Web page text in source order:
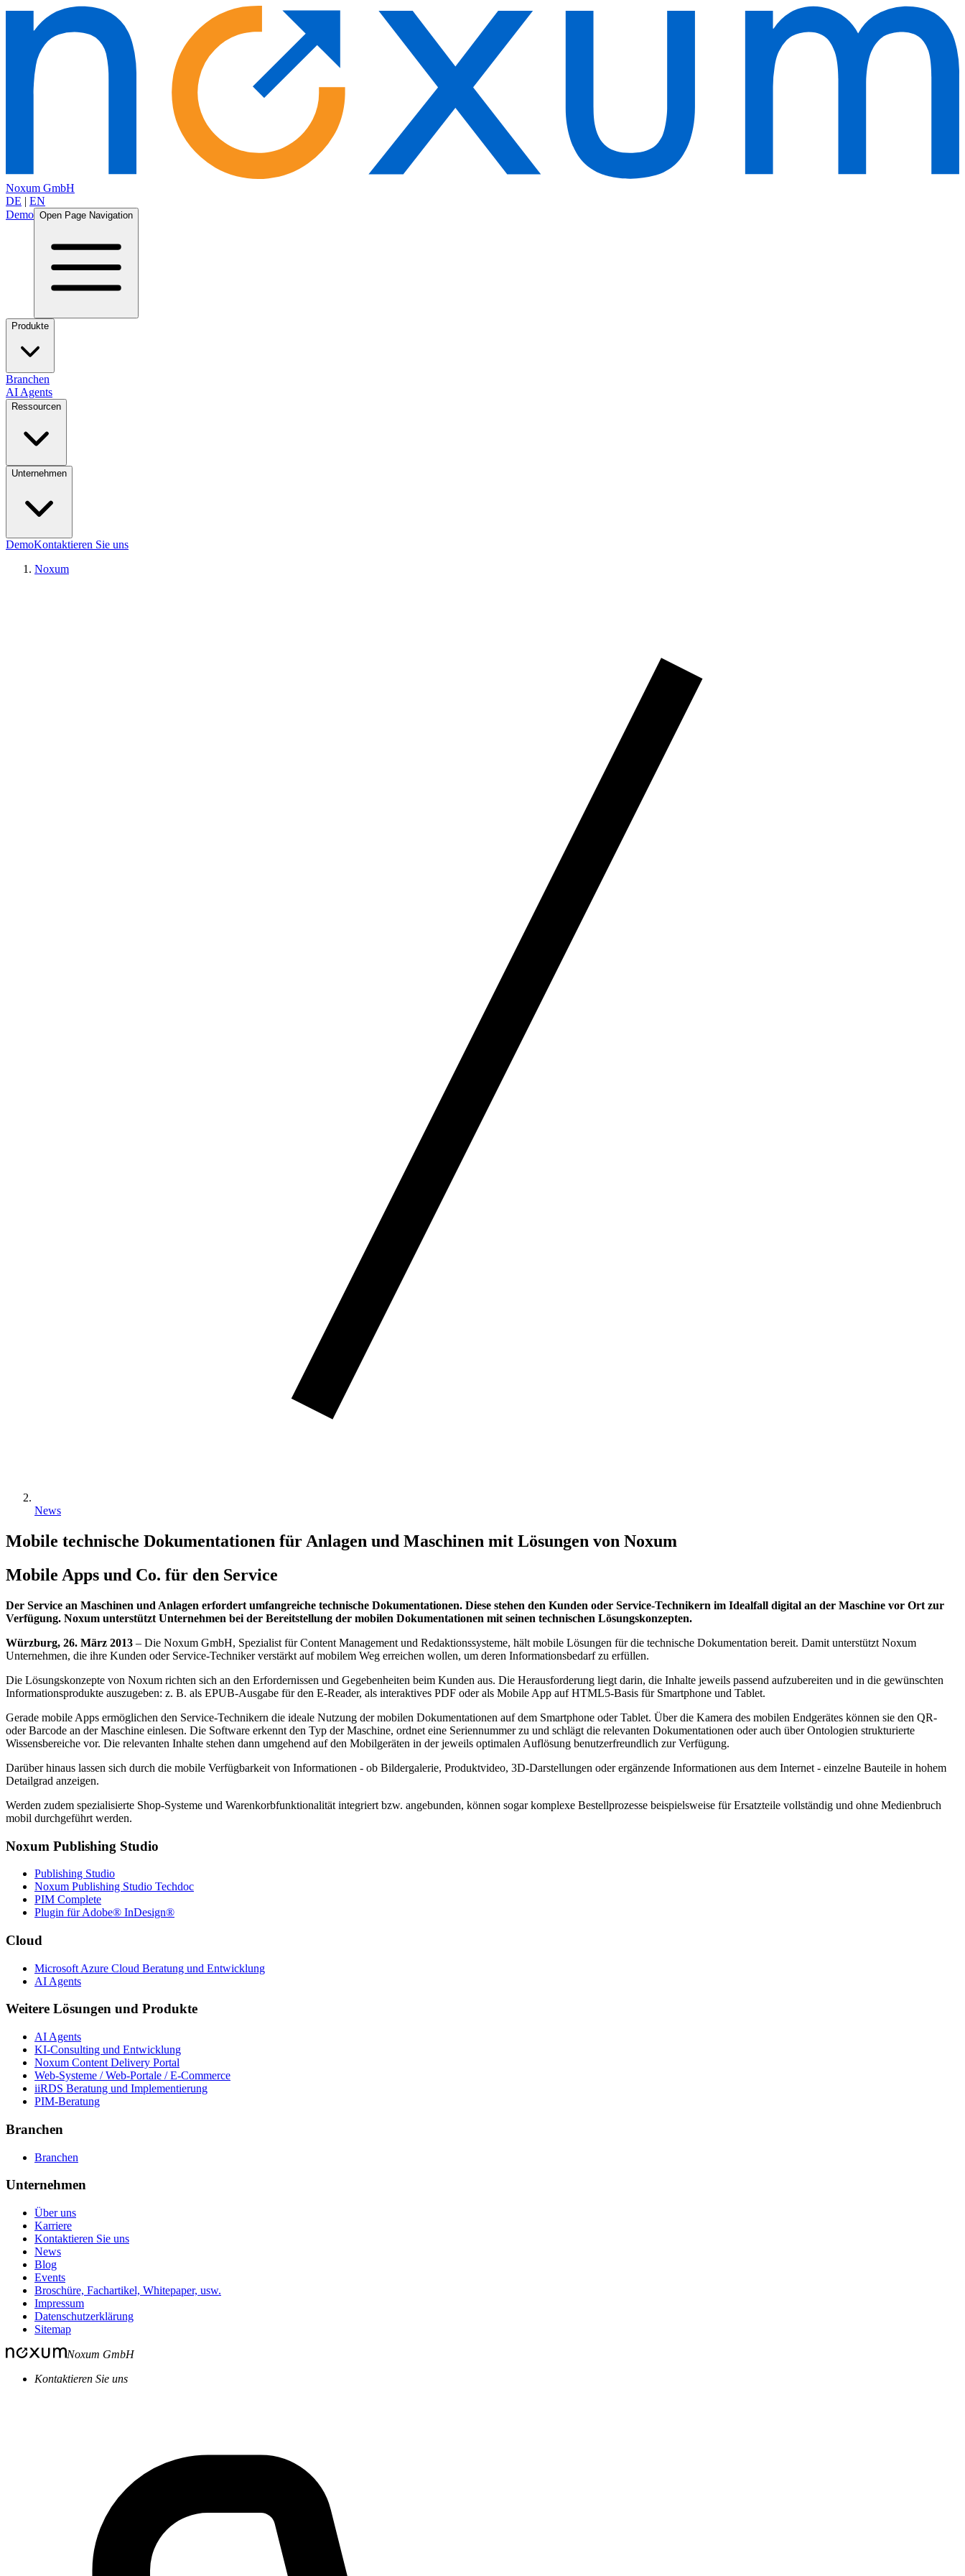
Noxum GmbH
DE | EN
Demo Open Page Navigation
Produkte
Branchen
AI Agents
Ressourcen
Unternehmen
DemoKontaktieren Sie uns
Noxum
News
Mobile technische Dokumentationen für Anlagen und Maschinen mit Lösungen von Noxum
Mobile Apps und Co. für den Service
Der Service an Maschinen und Anlagen erfordert umfangreiche technische Dokumentationen. Diese stehen den Kunden oder Service-Technikern im Idealfall digital an der Maschine vor Ort zur
Verfügung. Noxum unterstützt Unternehmen bei der Bereitstellung der mobilen Dokumentationen mit seinen technischen Lösungskonzepten.
Würzburg, 26. März 2013 – Die Noxum GmbH, Spezialist für Content Management und Redaktionssysteme, hält mobile Lösungen für die technische Dokumentation bereit. Damit unterstützt Noxum
Unternehmen, die ihre Kunden oder Service-Techniker verstärkt auf mobilem Weg erreichen wollen, um deren Informationsbedarf zu erfüllen.
Die Lösungskonzepte von Noxum richten sich an den Erfordernissen und Gegebenheiten beim Kunden aus. Die Herausforderung liegt darin, die Inhalte jeweils passend aufzubereiten und in die gewünschten
Informationsprodukte auszugeben: z. B. als EPUB-Ausgabe für den E-Reader, als interaktives PDF oder als Mobile App auf HTML5-Basis für Smartphone und Tablet.
Gerade mobile Apps ermöglichen den Service-Technikern die ideale Nutzung der mobilen Dokumentationen auf dem Smartphone oder Tablet. Über die Kamera des mobilen Endgerätes können sie den QR-
oder Barcode an der Maschine einlesen. Die Software erkennt den Typ der Maschine, ordnet eine Seriennummer zu und schlägt die relevanten Dokumentationen oder auch über Ontologien strukturierte
Wissensbereiche vor. Die relevanten Inhalte stehen dann umgehend auf den Mobilgeräten in der jeweils optimalen Auflösung benutzerfreundlich zur Verfügung.
Darüber hinaus lassen sich durch die mobile Verfügbarkeit von Informationen - ob Bildergalerie, Produktvideo, 3D-Darstellungen oder ergänzende Informationen aus dem Internet - einzelne Bauteile in hohem
Detailgrad anzeigen.
Werden zudem spezialisierte Shop-Systeme und Warenkorbfunktionalität integriert bzw. angebunden, können sogar komplexe Bestellprozesse beispielsweise für Ersatzteile vollständig und ohne Medienbruch
mobil durchgeführt werden.
Noxum Publishing Studio
Publishing Studio
Noxum Publishing Studio Techdoc
PIM Complete
Plugin für Adobe® InDesign®
Cloud
Microsoft Azure Cloud Beratung und Entwicklung
AI Agents
Weitere Lösungen und Produkte
AI Agents
KI-Consulting und Entwicklung
Noxum Content Delivery Portal
Web-Systeme / Web-Portale / E-Commerce
iiRDS Beratung und Implementierung
PIM-Beratung
Branchen
Branchen
Unternehmen
Über uns
Karriere
Kontaktieren Sie uns
News
Blog
Events
Broschüre, Fachartikel, Whitepaper, usw.
Impressum
Datenschutzerklärung
Sitemap
Noxum GmbH
Kontaktieren Sie uns